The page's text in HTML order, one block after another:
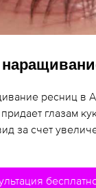
ресниц в
глазам
за счет